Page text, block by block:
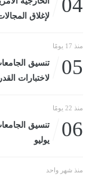
04
لإغلاق
منذ 17 يومًا
05
لاختبارات
منذ 22 يومًا
06
يوليو
منذ شهر واحد